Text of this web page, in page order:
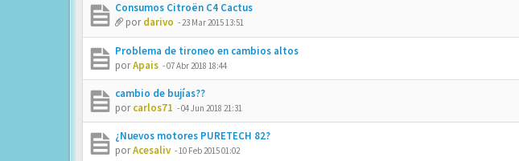
Consumos Citroën C4 Cactus
pordarivo -23 Mar 2015 13:51
Problema de tironeo en cambios altos
porApais -07 Abr 2018 18:44
cambio de bujías??
porcarlos71 -04 Jun 2018 21:31
¿Nuevos motores PURETECH 82?
porAcesaliv -10 Feb 2015 01:02